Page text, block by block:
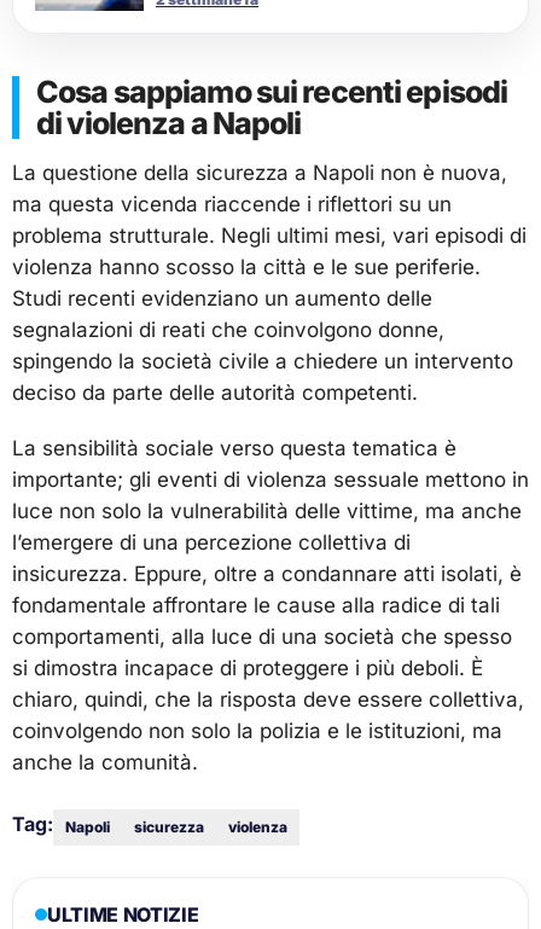
Cosa sappiamo sui recenti episodi
di violenza a Napoli
La questione della sicurezza a Napoli non è nuova,
ma questa vicenda riaccende i riflettori su un
problema strutturale. Negli ultimi mesi, vari episodi di
violenza hanno scosso la città e le sue periferie.
Studi recenti evidenziano un aumento delle
segnalazioni di reati che coinvolgono donne,
spingendo la società civile a chiedere un intervento
deciso da parte delle autorità competenti.
La sensibilità sociale verso questa tematica è
importante; gli eventi di violenza sessuale mettono in
luce non solo la vulnerabilità delle vittime, ma anche
l’emergere di una percezione collettiva di
insicurezza. Eppure, oltre a condannare atti isolati, è
fondamentale affrontare le cause alla radice di tali
comportamenti, alla luce di una società che spesso
si dimostra incapace di proteggere i più deboli. È
chiaro, quindi, che la risposta deve essere collettiva,
coinvolgendo non solo la polizia e le istituzioni, ma
anche la comunità.
Tag: Napoli sicurezza violenza
ULTIME NOTIZIE